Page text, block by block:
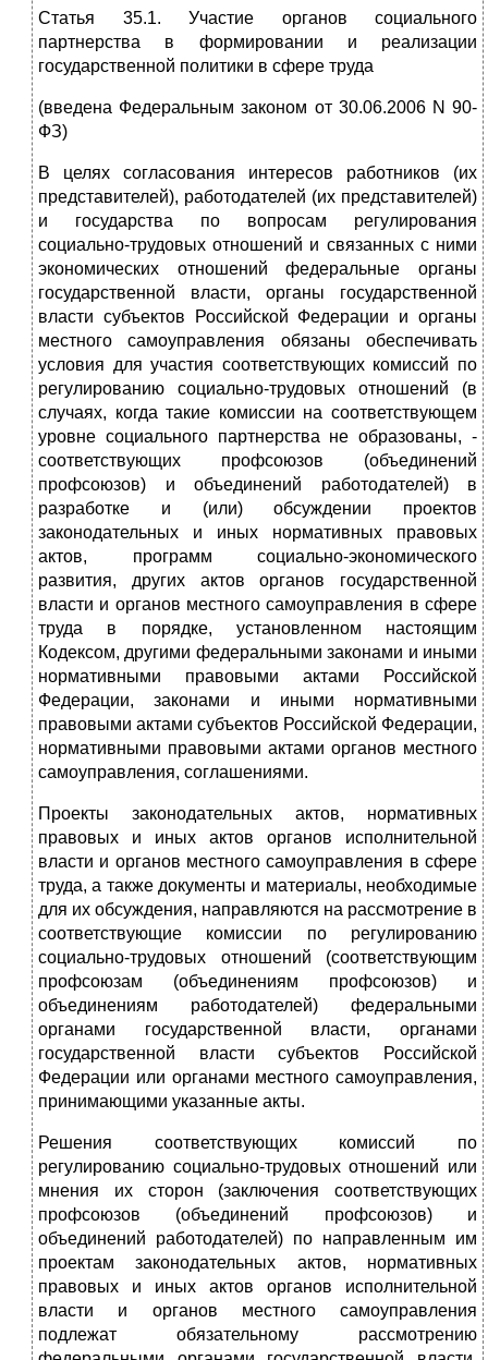
Статья 35.1. Участие органов социального
партнерства в формировании и реализации
государственной политики в сфере труда
(введена Федеральным законом от 30.06.2006 N 90-
ФЗ)
В целях согласования интересов работников (их
представителей), работодателей (их представителей)
и государства по вопросам регулирования
социально-трудовых отношений и связанных с ними
экономических отношений федеральные органы
государственной власти, органы государственной
власти субъектов Российской Федерации и органы
местного самоуправления обязаны обеспечивать
условия для участия соответствующих комиссий по
регулированию социально-трудовых отношений (в
случаях, когда такие комиссии на соответствующем
уровне социального партнерства не образованы, -
соответствующих профсоюзов (объединений
профсоюзов) и объединений работодателей) в
разработке и (или) обсуждении проектов
законодательных и иных нормативных правовых
актов, программ социально-экономического
развития, других актов органов государственной
власти и органов местного самоуправления в сфере
труда в порядке, установленном настоящим
Кодексом, другими федеральными законами и иными
нормативными правовыми актами Российской
Федерации, законами и иными нормативными
правовыми актами субъектов Российской Федерации,
нормативными правовыми актами органов местного
самоуправления, соглашениями.
Проекты законодательных актов, нормативных
правовых и иных актов органов исполнительной
власти и органов местного самоуправления в сфере
труда, а также документы и материалы, необходимые
для их обсуждения, направляются на рассмотрение в
соответствующие комиссии по регулированию
социально-трудовых отношений (соответствующим
профсоюзам (объединениям профсоюзов) и
объединениям работодателей) федеральными
органами государственной власти, органами
государственной власти субъектов Российской
Федерации или органами местного самоуправления,
принимающими указанные акты.
Решения соответствующих комиссий по
регулированию социально-трудовых отношений или
мнения их сторон (заключения соответствующих
профсоюзов (объединений профсоюзов) и
объединений работодателей) по направленным им
проектам законодательных актов, нормативных
правовых и иных актов органов исполнительной
власти и органов местного самоуправления
подлежат обязательному рассмотрению